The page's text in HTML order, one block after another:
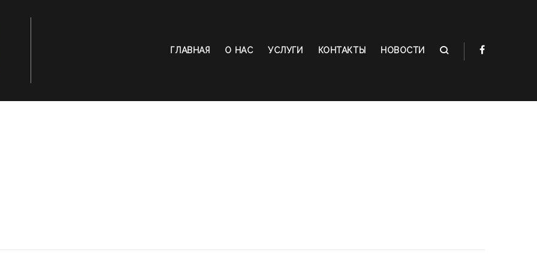
ГЛАВНАЯ О НАС УСЛУГИ КОНТАКТЫ НОВОСТИ